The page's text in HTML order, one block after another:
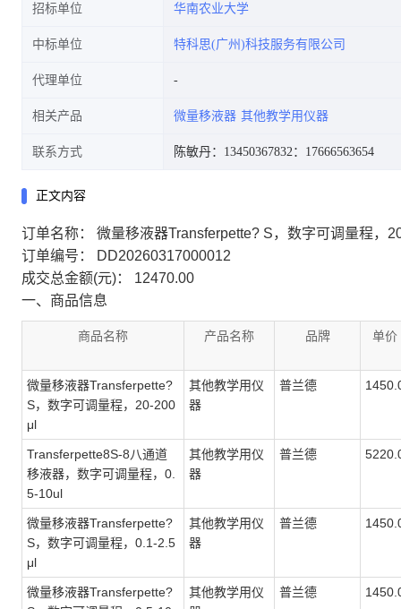
招标单位 华南农业大学
中标单位 特科思(广州)科技服务有限公司
代理单位
相关产品 微量移液器 其他教学用仪器
联系方式 陈敏丹：13450367832：17666563654
正文内容
订单名称： 微量移液器Transferpette? S，数字可调量程，
订单编号：
DD20260317000012
成交总金额(元)： 12470.00
一、商品信息
商品名称 产品名称 品牌 单价
微量移液器Transferpette?
S，数字可调量程，20-200
μl
其他教学用仪
器
普兰德
Transferpette8S-8八通道
移液器，数字可调量程，0.
5-10ul
其他教学用仪
器
普兰德
微量移液器Transferpette?
S，数字可调量程，0.1-2.5
μl
其他教学用仪
器
普兰德
微量移液器Transferpette?
其他教学用仪
普兰德